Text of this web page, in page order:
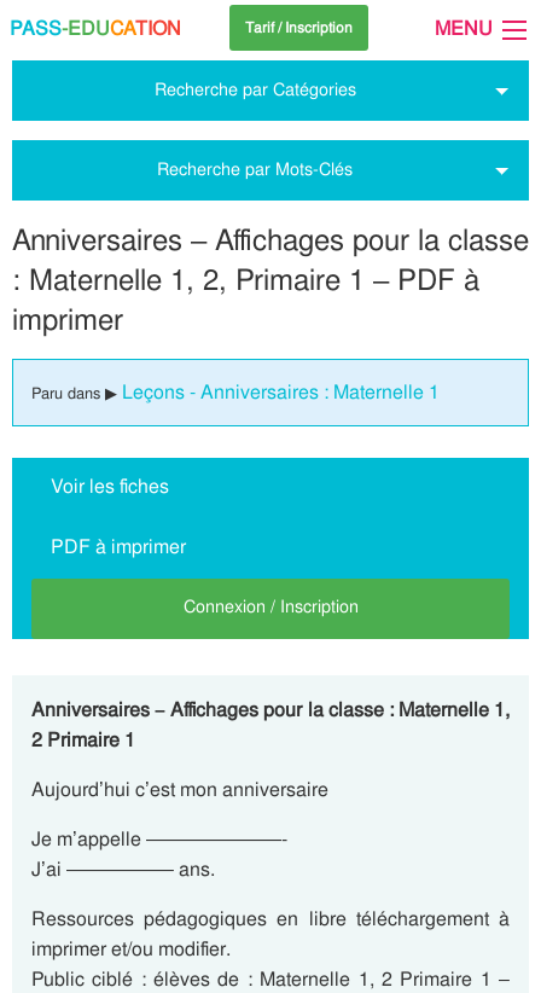
PASS-EDUCATION Tarif / Inscription MENU
Recherche par Catégories
Recherche par Mots-Clés
Anniversaires – Affichages pour la classe
: Maternelle 1, 2, Primaire 1 – PDF à
imprimer
Paru dans ▶ Leçons - Anniversaires : Maternelle 1
Voir les fiches
PDF à imprimer
Connexion / Inscription
Anniversaires – Affichages pour la classe : Maternelle 1,
2 Primaire 1
Aujourd’hui c’est mon anniversaire
Je m’appelle ———————-
J’ai —————– ans.
Ressources pédagogiques en libre téléchargement à
imprimer et/ou modifier.
Public ciblé : élèves de : Maternelle 1, 2 Primaire 1 –